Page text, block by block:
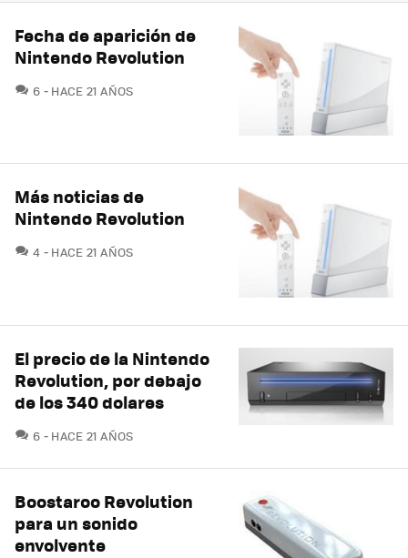
Fecha de aparición de
Nintendo Revolution
6 COMENTARIOS
HACE 21 AÑOS
Más noticias de
Nintendo Revolution
4 COMENTARIOS
HACE 21 AÑOS
El precio de la Nintendo
Revolution, por debajo
de los 340 dolares
6 COMENTARIOS
HACE 21 AÑOS
Boostaroo Revolution
para un sonido
envolvente